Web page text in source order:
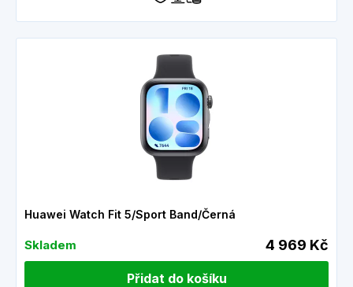
Huawei Watch Fit 5/Sport Band/Černá
Skladem 4 969 Kč
Přidat do košíku